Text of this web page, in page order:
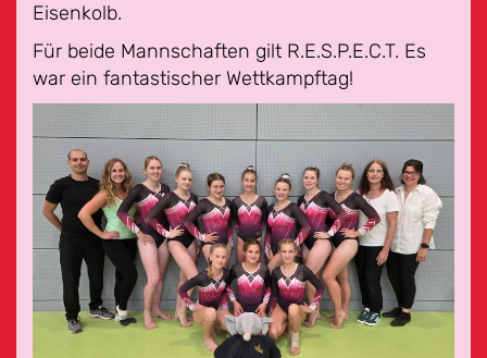
Eisenkolb.
Für beide Mannschaften gilt R.E.S.P.E.C.T. Es
war ein fantastischer Wettkampftag!